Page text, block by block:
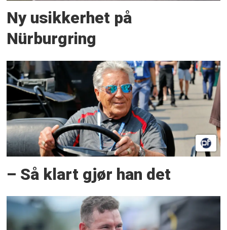
Ny usikkerhet på
Nürburgring
– Så klart gjør han det